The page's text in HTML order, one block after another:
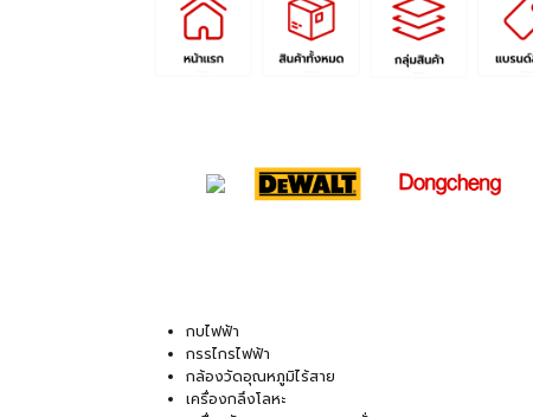
กบไฟฟ้า
กรรไกรไฟฟ้า
กล้องวัดอุณหภูมิไร้สาย
เครื่องกลึงโลหะ